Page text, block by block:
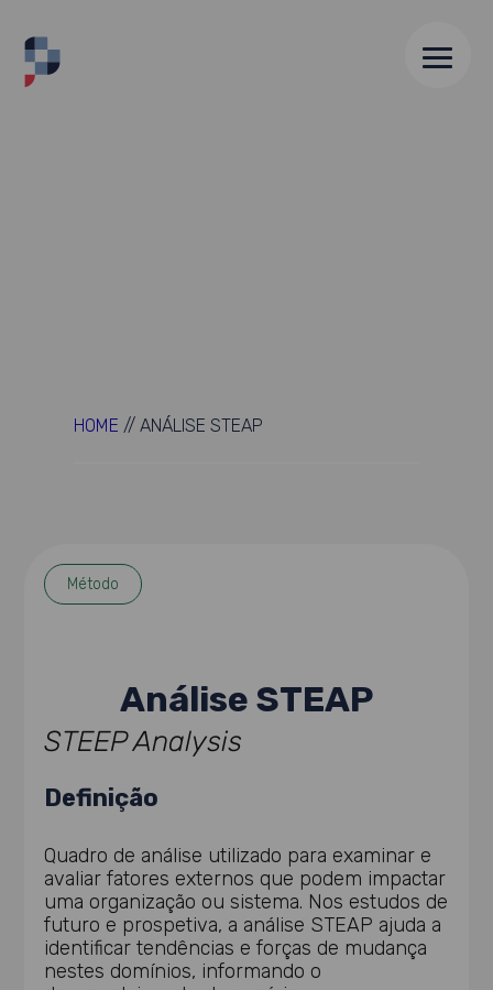
HOME //ANÁLISE STEAP
Método
Análise STEAP
STEEP Analysis
Definição
Quadro de análise utilizado para examinar e
avaliar fatores externos que podem impactar
uma organização ou sistema. Nos estudos de
futuro e prospetiva, a análise STEAP ajuda a
identificar tendências e forças de mudança
nestes domínios, informando o